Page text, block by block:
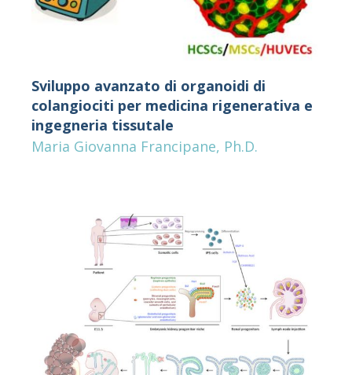
Sviluppo avanzato di organoidi di
colangiociti per medicina rigenerativa e
ingegneria tissutale
Maria Giovanna Francipane, Ph.D.